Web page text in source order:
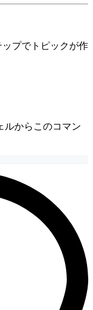
プでトピックが作
ルからこのコマン